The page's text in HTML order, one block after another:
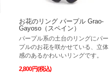
お花のリング パープル Grao-
Gayoso（スペイン）
パープル系の土台のリングにパー
プルのお花を咲かせている、立体
感のあるかわいいリングです。
2,800円(税込)